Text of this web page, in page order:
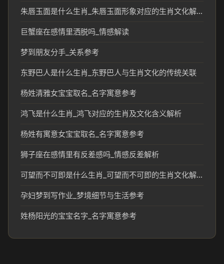
朱唇玉面是什么生肖_朱唇玉面形象对应的生肖文化解读
巨蟹座在感情里洒脱吗_情感解读
梦到朋友分手_关系参考
东野巴人是什么生肖_东野巴人与生肖文化的传统关联
杨姓清雅女宝宝取名_名字寓意参考
鸿飞是什么生肖_鸿飞对应的生肖及文化含义解析
杨姓有寓意女宝宝取名_名字寓意参考
狮子座在感情里有反差感吗_情感反差解析
可望而不可即是什么生肖_可望而不可即的生肖文化解读
孕妇梦到写作业_梦境细节与生活参考
姓杨阳光的宝宝名字_名字寓意参考